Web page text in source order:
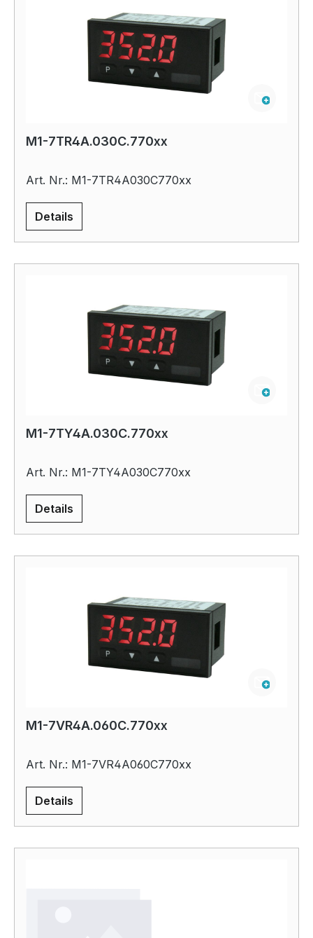
M1-7TR4A.030C.770xx
Art. Nr.: M1-7TR4A030C770xx
Details
M1-7TY4A.030C.770xx
Art. Nr.: M1-7TY4A030C770xx
Details
M1-7VR4A.060C.770xx
Art. Nr.: M1-7VR4A060C770xx
Details